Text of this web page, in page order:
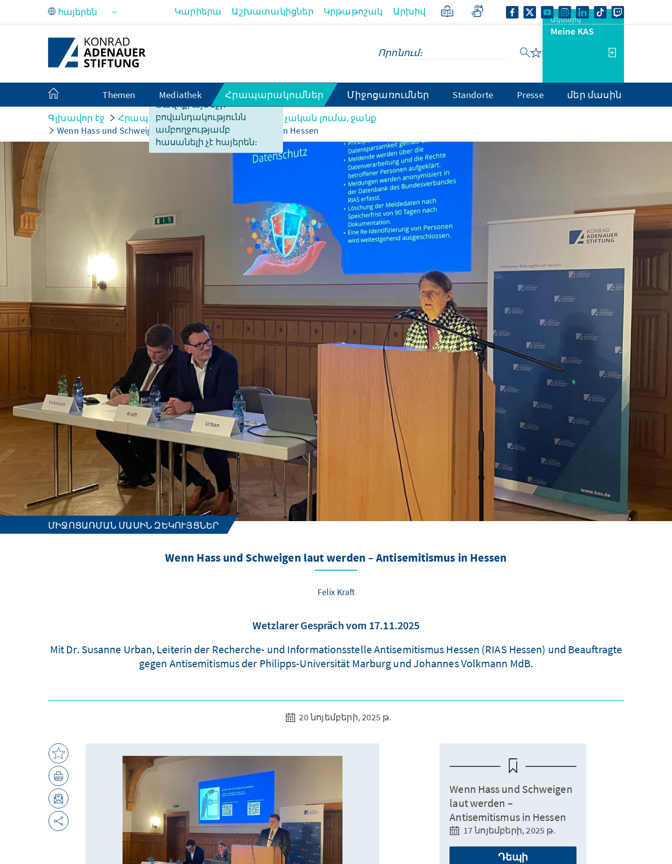
Skip to Main Content
Ցավոք, այս էջի
բովանդակությունն
ամբողջությամբ
հասանելի չէ հայերեն։
Կարիերա Աշխատակիցներ Կրթաթոշակ Արխիվ
Ակնարկ
Meine KAS
Themen Mediathek Հրապարակումներ Միջոցառումներ Standorte Presse մեր մասին
Գլխավոր էջ Հրապարակումներ
կազմակերպչական լումա, ջանք
Wenn Hass und Schweigen laut werden – Antisemitismus in Hessen
ՄԻՋՈՑԱՌՄԱՆ ՄԱՍԻՆ ԶԵԿՈՒՅՑՆԵՐ
Wenn Hass und Schweigen laut werden – Antisemitismus in Hessen
Felix Kraft
Wetzlarer Gespräch vom 17.11.2025
Mit Dr. Susanne Urban, Leiterin der Recherche- und Informationsstelle Antisemitismus Hessen (RIAS Hessen) und Beauftragte
gegen Antisemitismus der Philipps-Universität Marburg und Johannes Volkmann MdB.
20 նոյեմբերի, 2025 թ.
Wenn Hass und Schweigen
laut werden –
Antisemitismus in Hessen
17 նոյեմբերի, 2025 թ.
Դեպի